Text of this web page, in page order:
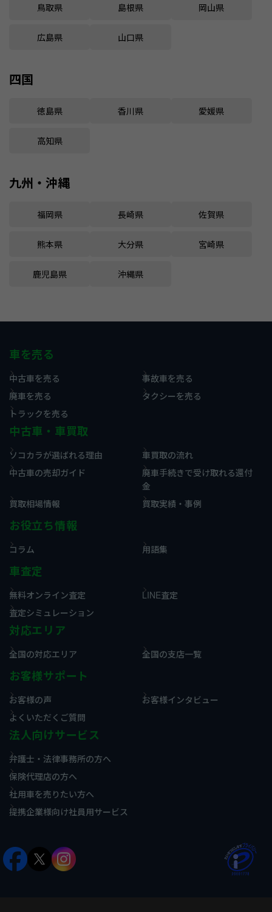
鳥取県 島根県 岡山県
広島県 山口県
四国
徳島県 香川県 愛媛県
高知県
九州・沖縄
福岡県 長崎県 佐賀県
熊本県 大分県 宮崎県
鹿児島県 沖縄県
車を売る
中古車を売る
事故車を売る
廃車を売る
タクシーを売る
トラックを売る
中古車・車買取
ソコカラが選ばれる理由
車買取の流れ
中古車の売却ガイド
廃車手続きで受け取れる還付
金
買取相場情報
買取実績・事例
お役立ち情報
コラム 用語集
車査定
無料オンライン査定
LINE査定
査定シミュレーション
対応エリア
全国の対応エリア 全国の支店一覧
お客様サポート
お客様の声
お客様インタビュー
よくいただくご質問
法人向けサービス
弁護士・法律事務所の方へ
保険代理店の方へ
社用車を売りたい方へ
提携企業様向け社員用サービス